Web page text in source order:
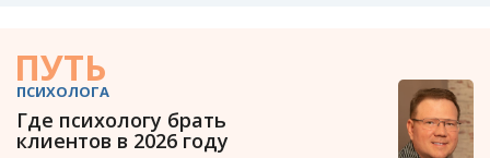
ПУТЬ
ПСИХОЛОГА
Где психологу брать
клиентов в 2026 году